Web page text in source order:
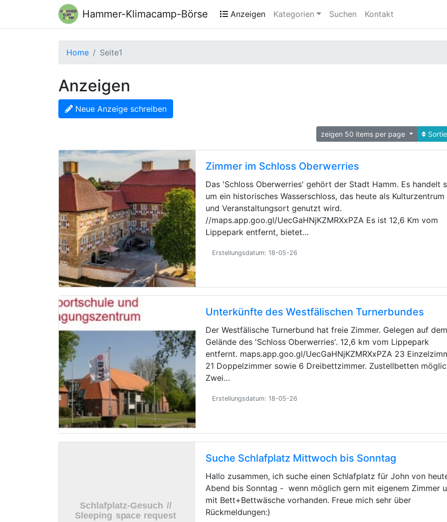
Hammer-Klimacamp-Börse Anzeigen Kategorien Suchen Kontakt
Home Seite1
Anzeigen
Neue Anzeige schreiben
zeigen 50 items per page
Zimmer im Schloss Oberwerries
Das 'Schloss Oberwerries' gehört der Stadt Hamm. Es handelt
um ein historisches Wasserschloss, das heute als Kulturzentrum
und Veranstaltungsort genutzt wird.
//maps.app.goo.gl/UecGaHNjKZMRXxPZA Es ist 12,6 Km vom
Lippepark entfernt, bietet…
Erstellungsdatum: 18-05-26
Unterkünfte des Westfälischen Turnerbundes
Der Westfälische Turnerbund hat freie Zimmer. Gelegen auf
Gelände des 'Schloss Oberwerries'. 12,6 km vom Lippepark
entfernt. maps.app.goo.gl/UecGaHNjKZMRXxPZA 23
21 Doppelzimmer sowie 6 Dreibettzimmer. Zustellbetten
Zwei…
Erstellungsdatum: 18-05-26
Suche Schlafplatz Mittwoch bis Sonntag
Hallo zusammen, ich suche einen Schlafplatz für John von
Abend bis Sonntag - wenn möglich gern mit eigenem Zimmer
mit Bett+Bettwäsche vorhanden. Freue mich sehr über
Rückmeldungen:)